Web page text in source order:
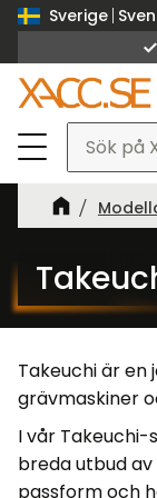
Sverige
Takeuchi är
grävmaskiner
I vår
breda utbud
passform och